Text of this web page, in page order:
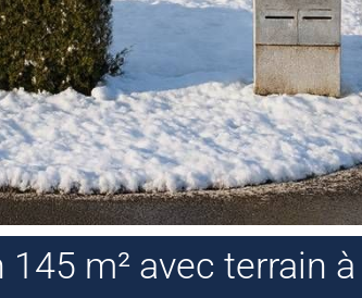
m² avec terrain à